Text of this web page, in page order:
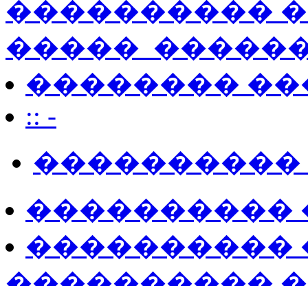
����������
�����
��������
:: -
����������
����������
����������